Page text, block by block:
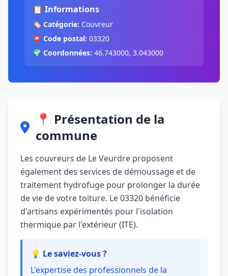
📋 Informations
🏷️ Catégorie: Couvreur
📮 Code postal: 03320
🌍 Coordonnées: 46.743000, 3.043000
📍 Présentation de la
commune
Les couvreurs de Le Veurdre proposent
également des services de démoussage et de
traitement hydrofuge pour prolonger la durée
de vie de votre toiture. Le 03320 bénéficie
d'artisans expérimentés pour l'isolation
thermique par l'extérieur (ITE).
💡 Le saviez-vous ?
L'expertise des professionnels de la